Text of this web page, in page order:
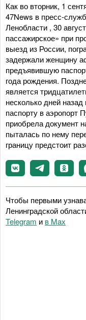
Как во вторник, 1
47News в пресс-
Ленобласти , 30
пассажирское» при
выезд из России,
задержали женщину
предъявившую
года рождения.
является
несколько дней
паспорту в аэропорт
приобрела документ
пыталась по нему
границу предстоит
Чтобы первыми
Ленинградской
Telegram и в Maх